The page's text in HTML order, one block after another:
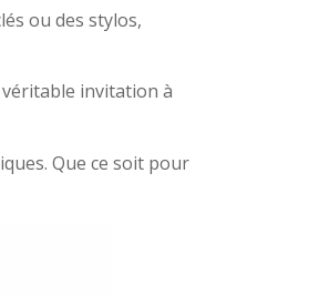
ou des stylos,
véritable invitation à
Que ce soit pour